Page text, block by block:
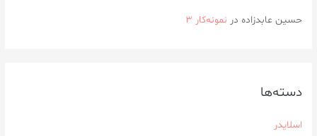
حسین عابدزاده در نمونه‌کار ۳
دسته‌ها
اسلایدر